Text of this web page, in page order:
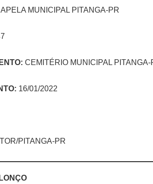
MUNICIPAL PITANGA-PR
CEMITÉRIO MUNICIPAL PITANGA-
16/01/2022
PITANGA-PR